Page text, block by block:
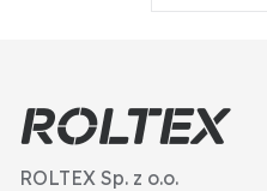
ROLTEX Sp. z o.o.